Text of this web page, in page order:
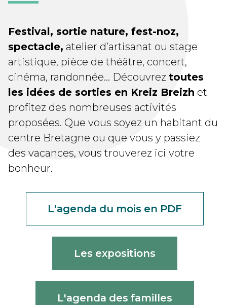
Festival, sortie nature, fest-noz,
spectacle, atelier d’artisanat ou stage
artistique, pièce de théâtre, concert,
cinéma, randonnée... Découvrez toutes
les idées de sorties en Kreiz Breizh et
profitez des nombreuses activités
proposées. Que vous soyez un habitant du
centre Bretagne ou que vous y passiez
des vacances, vous trouverez ici votre
bonheur.
L'agenda du mois en PDF
Les expositions
L'agenda des familles